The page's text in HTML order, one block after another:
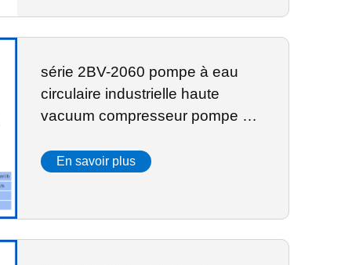
série 2BV-2060 pompe à eau
circulaire industrielle haute
vacuum compresseur pompe à
En savoir plus